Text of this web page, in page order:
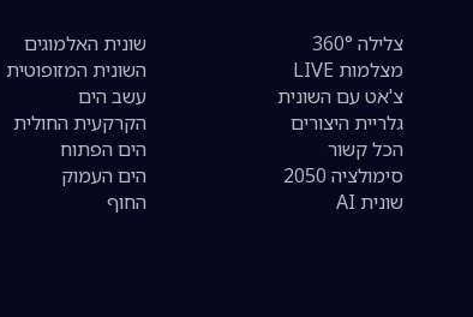
צלילה 360°
מצלמות LIVE
צ'אט עם השונית
גלריית היצורים
הכל קשור
סימולציה 2050
שונית AI
שונית האלמוגים
השונית המזופוטית
עשב הים
הקרקעית החולית
הים הפתוח
הים העמוק
החוף